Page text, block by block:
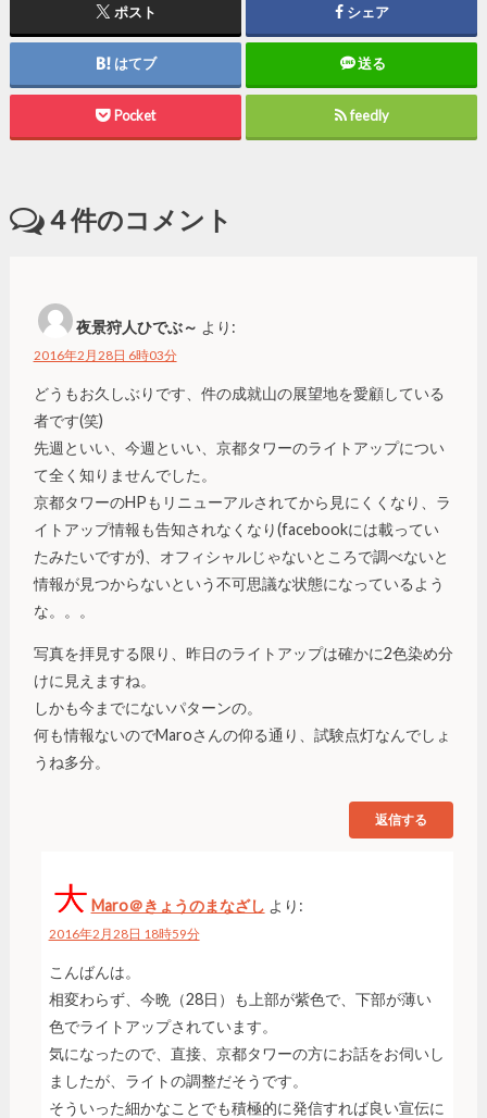
ポスト シェア
はてブ 送る
Pocket feedly
4件のコメント
夜景狩人ひでぶ～ より:
2016年2月28日 6時03分
どうもお久しぶりです、件の成就山の展望地を愛顧している
者です(笑)
先週といい、今週といい、京都タワーのライトアップについ
て全く知りませんでした。
京都タワーのHPもリニューアルされてから見にくくなり、ラ
イトアップ情報も告知されなくなり(facebookには載ってい
たみたいですが)、オフィシャルじゃないところで調べないと
情報が見つからないという不可思議な状態になっているよう
な。。。
写真を拝見する限り、昨日のライトアップは確かに2色染め分
けに見えますね。
しかも今までにないパターンの。
何も情報ないのでMaroさんの仰る通り、試験点灯なんでしょ
うね多分。
返信する
Maro＠きょうのまなざし より:
2016年2月28日 18時59分
こんばんは。
相変わらず、今晩（28日）も上部が紫色で、下部が薄い
色でライトアップされています。
気になったので、直接、京都タワーの方にお話をお伺いし
ましたが、ライトの調整だそうです。
そういった細かなことでも積極的に発信すれば良い宣伝に